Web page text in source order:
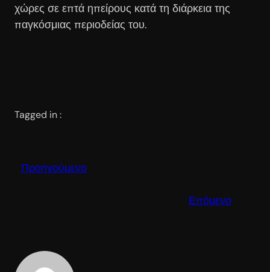
χώρες σε επτά ηπείρους κατά τη διάρκεια της
παγκόσμιας περιοδείας του.
Tagged in :
Προηγούμενο
Επόμενο